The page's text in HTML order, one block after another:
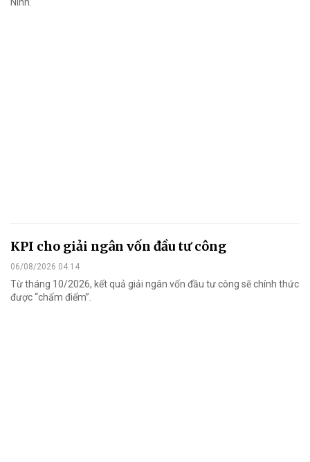
Ninh.
KPI cho giải ngân vốn đầu tư công
06/08/2026 04:14
Từ tháng 10/2026, kết quả giải ngân vốn đầu tư công sẽ chính thức
được “chấm điểm”.